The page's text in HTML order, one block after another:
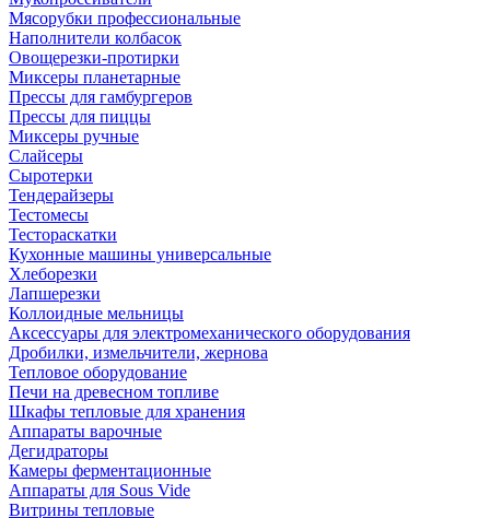
Мясорубки профессиональные
Наполнители колбасок
Овощерезки-протирки
Миксеры планетарные
Прессы для гамбургеров
Прессы для пиццы
Миксеры ручные
Слайсеры
Сыротерки
Тендерайзеры
Тестомесы
Тестораскатки
Кухонные машины универсальные
Хлеборезки
Лапшерезки
Коллоидные мельницы
Аксессуары для электромеханического оборудования
Дробилки, измельчители, жернова
Тепловое оборудование
Печи на древесном топливе
Шкафы тепловые для хранения
Аппараты варочные
Дегидраторы
Камеры ферментационные
Аппараты для Sous Vide
Витрины тепловые